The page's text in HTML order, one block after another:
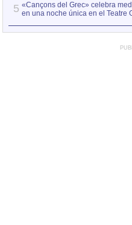
5 «Cançons del Grec» celebra
en una noche única en el Teatre